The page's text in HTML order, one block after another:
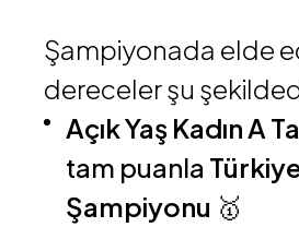
Şampiyonada elde
dereceler şu
Açık Yaş Kadın A
tam puanla
Şampiyonu 🥇